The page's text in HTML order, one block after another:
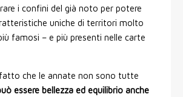
i confini del già noto per potere
uniche di territori molto
famosi – e più presenti nelle carte
che le annate non sono tutte
essere bellezza ed equilibrio anche